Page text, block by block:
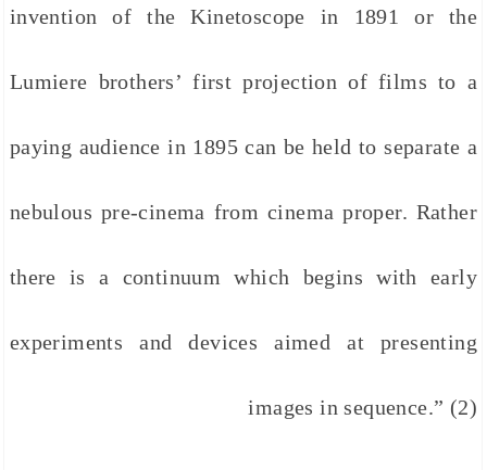
invention of the Kinetoscope in 1891 or the
Lumiere brothers’ first projection of films to a
paying audience in 1895 can be held to separate a
nebulous pre-cinema from cinema proper. Rather
there is a continuum which begins with early
experiments and devices aimed at presenting
images in sequence.” (2)